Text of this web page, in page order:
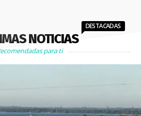
NOTICIAS
DESTACADAS
para ti